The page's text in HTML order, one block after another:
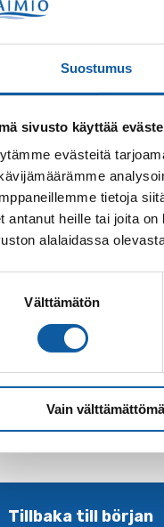
Suostumus
sivusto käyttää
evästeitä
tietoja
antanut heille tai joita
alalaidassa
Välttämätön
Vain
Tillbaka till början